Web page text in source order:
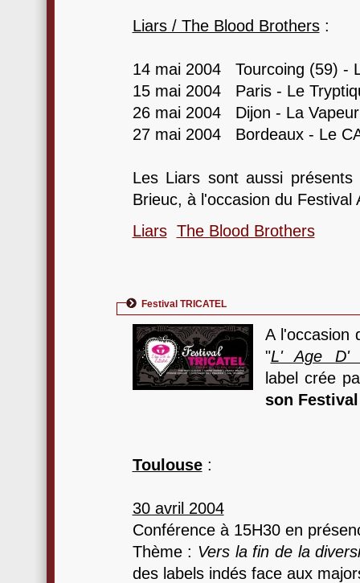
Liars / The Blood Brothers:
14 mai 2004 Tourcoing (59) -
15 mai 2004 Paris - Le
26 mai 2004 Dijon - La Vapeur
27 mai 2004 Bordeaux - Le
Les Liars sont aussi
Brieuc, à l'occasion du Festival
Liars The Blood Brothers
Festival TRICATEL
A l'occasion
"L' Age D'
label crée
son Festival
Toulouse:
30 avril 2004
Conférence à 15H30 en
Thème : Vers la fin de la
des labels indés face aux